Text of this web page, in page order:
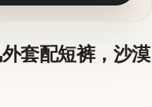
套配短裤，沙漠